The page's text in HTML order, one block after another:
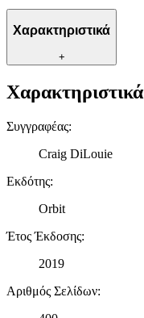
Χαρακτηριστικά
+
Χαρακτηριστικά
Συγγραφέας:
Craig DiLouie
Εκδότης:
Orbit
Έτος Έκδοσης:
2019
Αριθμός Σελίδων: